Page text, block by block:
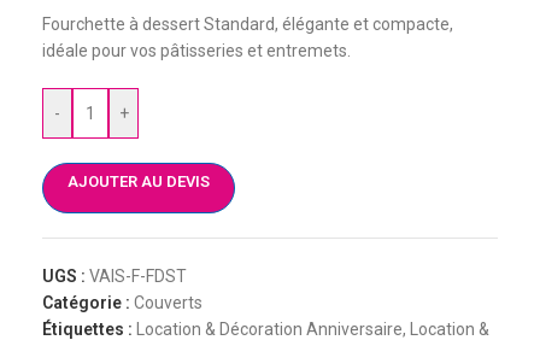
Fourchette à dessert Standard, élégante et compacte,
idéale pour vos pâtisseries et entremets.
- +
AJOUTER AU DEVIS
UGS : VAIS-F-FDST
Catégorie : Couverts
Étiquettes :
Location & Décoration Anniversaire,
Location &